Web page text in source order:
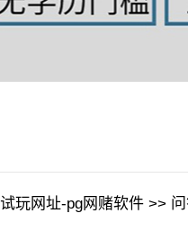
玩网址-pg网赌软件>>